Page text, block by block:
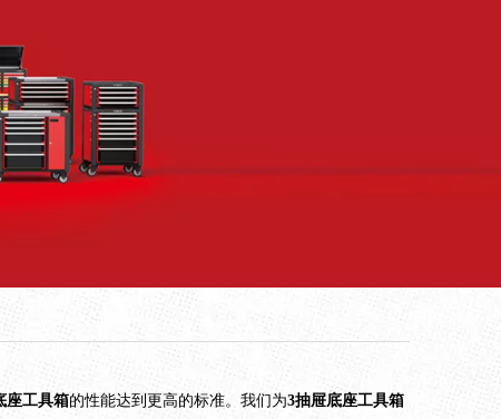
座工具箱的性能达到更高的标准。我们为3抽屉底座工具箱